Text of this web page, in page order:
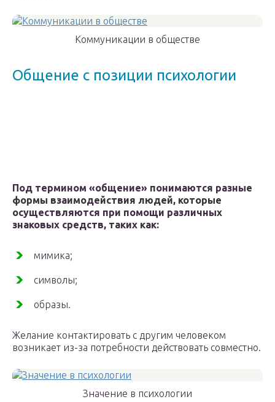
Коммуникации в обществе
Общение с позиции психологии
Под термином «общение» понимаются разные
формы взаимодействия людей, которые
осуществляются при помощи различных
знаковых средств, таких как:
мимика;
символы;
образы.
Желание контактировать с другим человеком
возникает из-за потребности действовать совместно.
Значение в психологии